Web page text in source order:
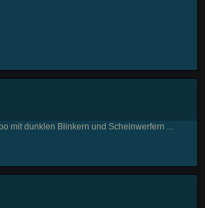
mit dunklen Blinkern und Scheinwerfern ...